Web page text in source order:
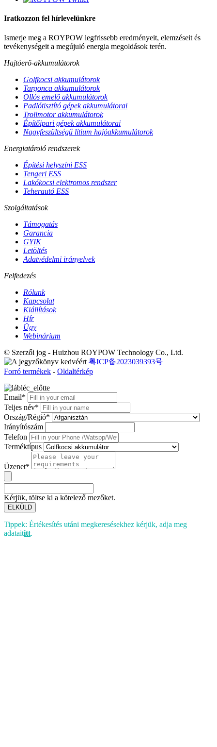
Iratkozzon fel hírlevelünkre
Ismerje meg a ROYPOW legfrissebb eredményeit, elemzéseit és
tevékenységeit a megújuló energia megoldások terén.
Hajtóerő-akkumulátorok
Golfkocsi akkumulátorok
Targonca akkumulátorok
Ollós emelő akkumulátorok
Padlótisztító gépek akkumulátorai
Trollmotor akkumulátorok
Építőipari gépek akkumulátorai
Nagyfeszültségű lítium hajóakkumulátorok
Energiatároló rendszerek
Építési helyszíni ESS
Tengeri ESS
Lakókocsi elektromos rendszer
Teherautó ESS
Szolgáltatások
Támogatás
Garancia
GYIK
Letöltés
Adatvédelmi irányelvek
Felfedezés
Rólunk
Kapcsolat
Kiállítások
Hír
Ügy
Webinárium
© Szerzői jog - Huizhou ROYPOW Technology Co., Ltd.
粤ICP备2023039393号
Forró termékek - Oldaltérkép
Email*
Teljes név*
Ország/Régió*
Irányítószám
Telefon
Terméktípus
Üzenet*
Kérjük, töltse ki a kötelező mezőket.
ELKÜLD
Tippek: Értékesítés utáni megkeresésekhez kérjük, adja meg
adataititt.